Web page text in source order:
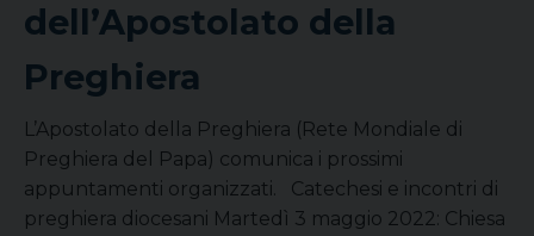
dell’Apostolato della
Preghiera
L’Apostolato della Preghiera (Rete Mondiale di
Preghiera del Papa) comunica i prossimi
appuntamenti organizzati. Catechesi e incontri di
preghiera diocesani Martedì 3 maggio 2022: Chiesa